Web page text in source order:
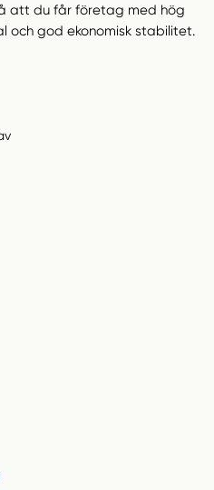
att du får företag med hög
och god ekonomisk stabilitet.